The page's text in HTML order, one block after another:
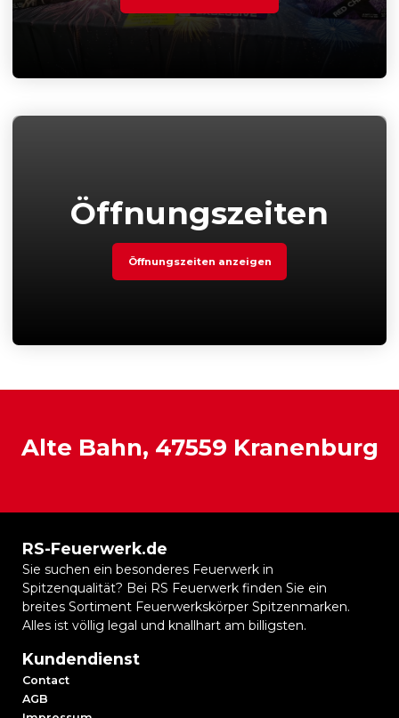
Öffnungszeiten
Öffnungszeiten anzeigen
Alte Bahn, 47559 Kranenburg
RS-Feuerwerk.de
Sie suchen ein besonderes Feuerwerk in
Spitzenqualität? Bei RS Feuerwerk finden Sie ein
breites Sortiment Feuerwerkskörper Spitzenmarken.
Alles ist völlig legal und knallhart am billigsten.
Kundendienst
Contact
AGB